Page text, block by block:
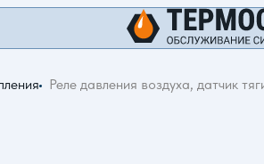
Реле давления воздуха, датчик